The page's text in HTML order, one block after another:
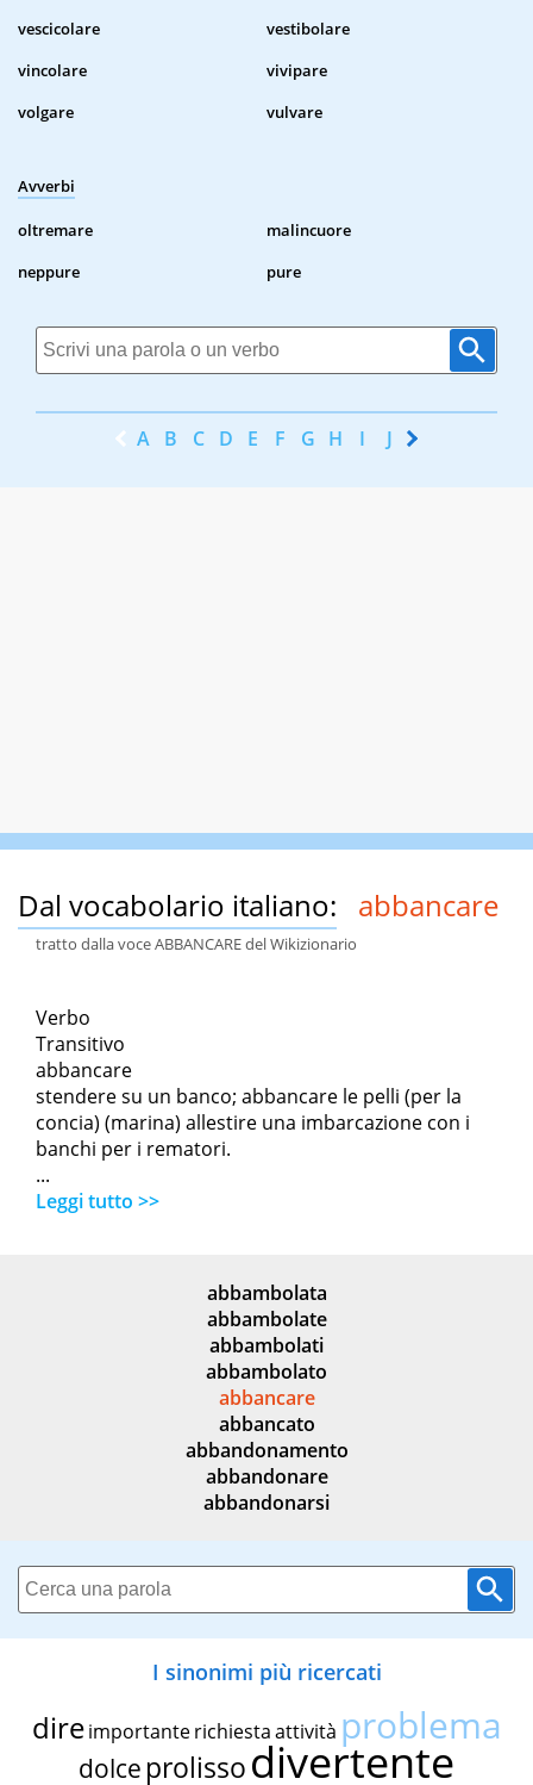
vescicolare
vestibolare
vincolare
vivipare
volgare
vulvare
Avverbi
oltremare
malincuore
neppure
pure
A B C D E F G H I J K
Dal vocabolario italiano: abbancare
tratto dalla voce ABBANCARE del Wikizionario
Verbo
Transitivo
abbancare
stendere su un banco; abbancare le pelli (per la
concia) (marina) allestire una imbarcazione con i
banchi per i rematori.
...
Leggi tutto >>
abbambolata
abbambolate
abbambolati
abbambolato
abbancare
abbancato
abbandonamento
abbandonare
abbandonarsi
I sinonimi più ricercati
dire importante richiestaattività problema
dolce prolissodivertente